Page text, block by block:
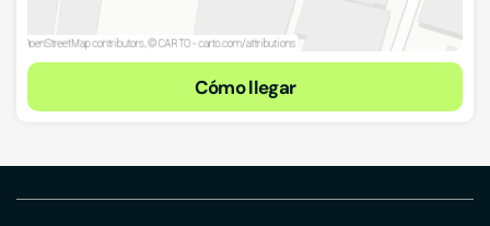
Cómo llegar